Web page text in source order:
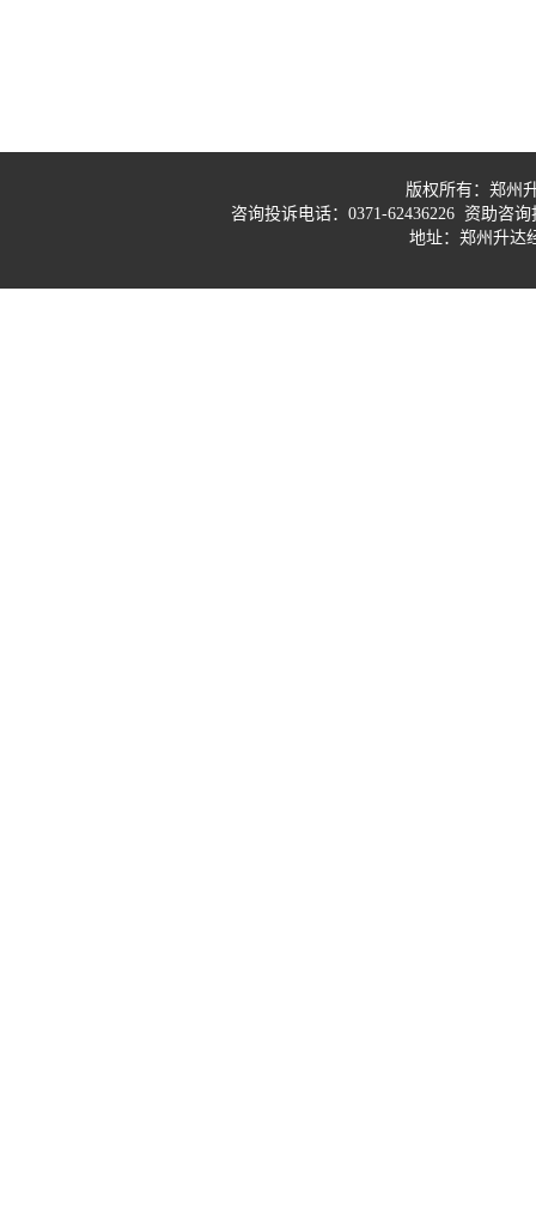
版权所有：郑州
咨询投诉电话：0371-62436226 资助咨
地址：郑州升达